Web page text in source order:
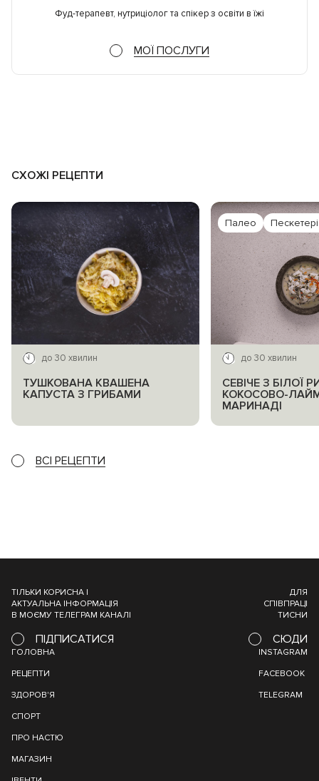
Фуд-терапевт, нутриціолог та спікер з освіти в їжі
МОЇ ПОСЛУГИ
СХОЖІ РЕЦЕПТИ
до 30 хвилин
ТУШКОВАНА КВАШЕНА
КАПУСТА З ГРИБАМИ
Палео
до 30 хвилин
СЕВІЧЕ З БІЛОЇ
КОКОСОВО-
МАРИНАДІ
ВСІ РЕЦЕПТИ
ТІЛЬКИ КОРИСНА І
АКТУАЛЬНА ІНФОРМАЦІЯ
В МОЄМУ ТЕЛЕГРАМ КАНАЛІ
ПІДПИСАТИСЯ
ДЛЯ
СПІВПРАЦІ
ТИСНИ
СЮДИ
ГОЛОВНА
РЕЦЕПТИ
ЗДОРОВ'Я
СПОРТ
ПРО НАСТЮ
МАГАЗИН
INSTAGRAM
FACEBOOK
TELEGRAM